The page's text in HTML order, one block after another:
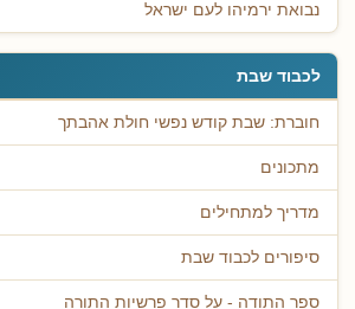
נבואת ירמיהו לעם ישראל
לכבוד שבת
חוברת: שבת קודש נפשי חולת אהבתך
מתכונים
מדריך למתחילים
סיפורים לכבוד שבת
ספר התודה - על סדר פרשיות התורה